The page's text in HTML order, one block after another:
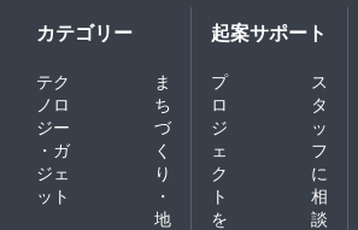
カテゴリー
テク
ノロ
ジー
・ガ
ジェ
ット
ま
ち
づ
く
り
・
地
起案サポート
プ
ロ
ジ
ェ
ク
ト
を
ス
タ
ッ
フ
に
相
談